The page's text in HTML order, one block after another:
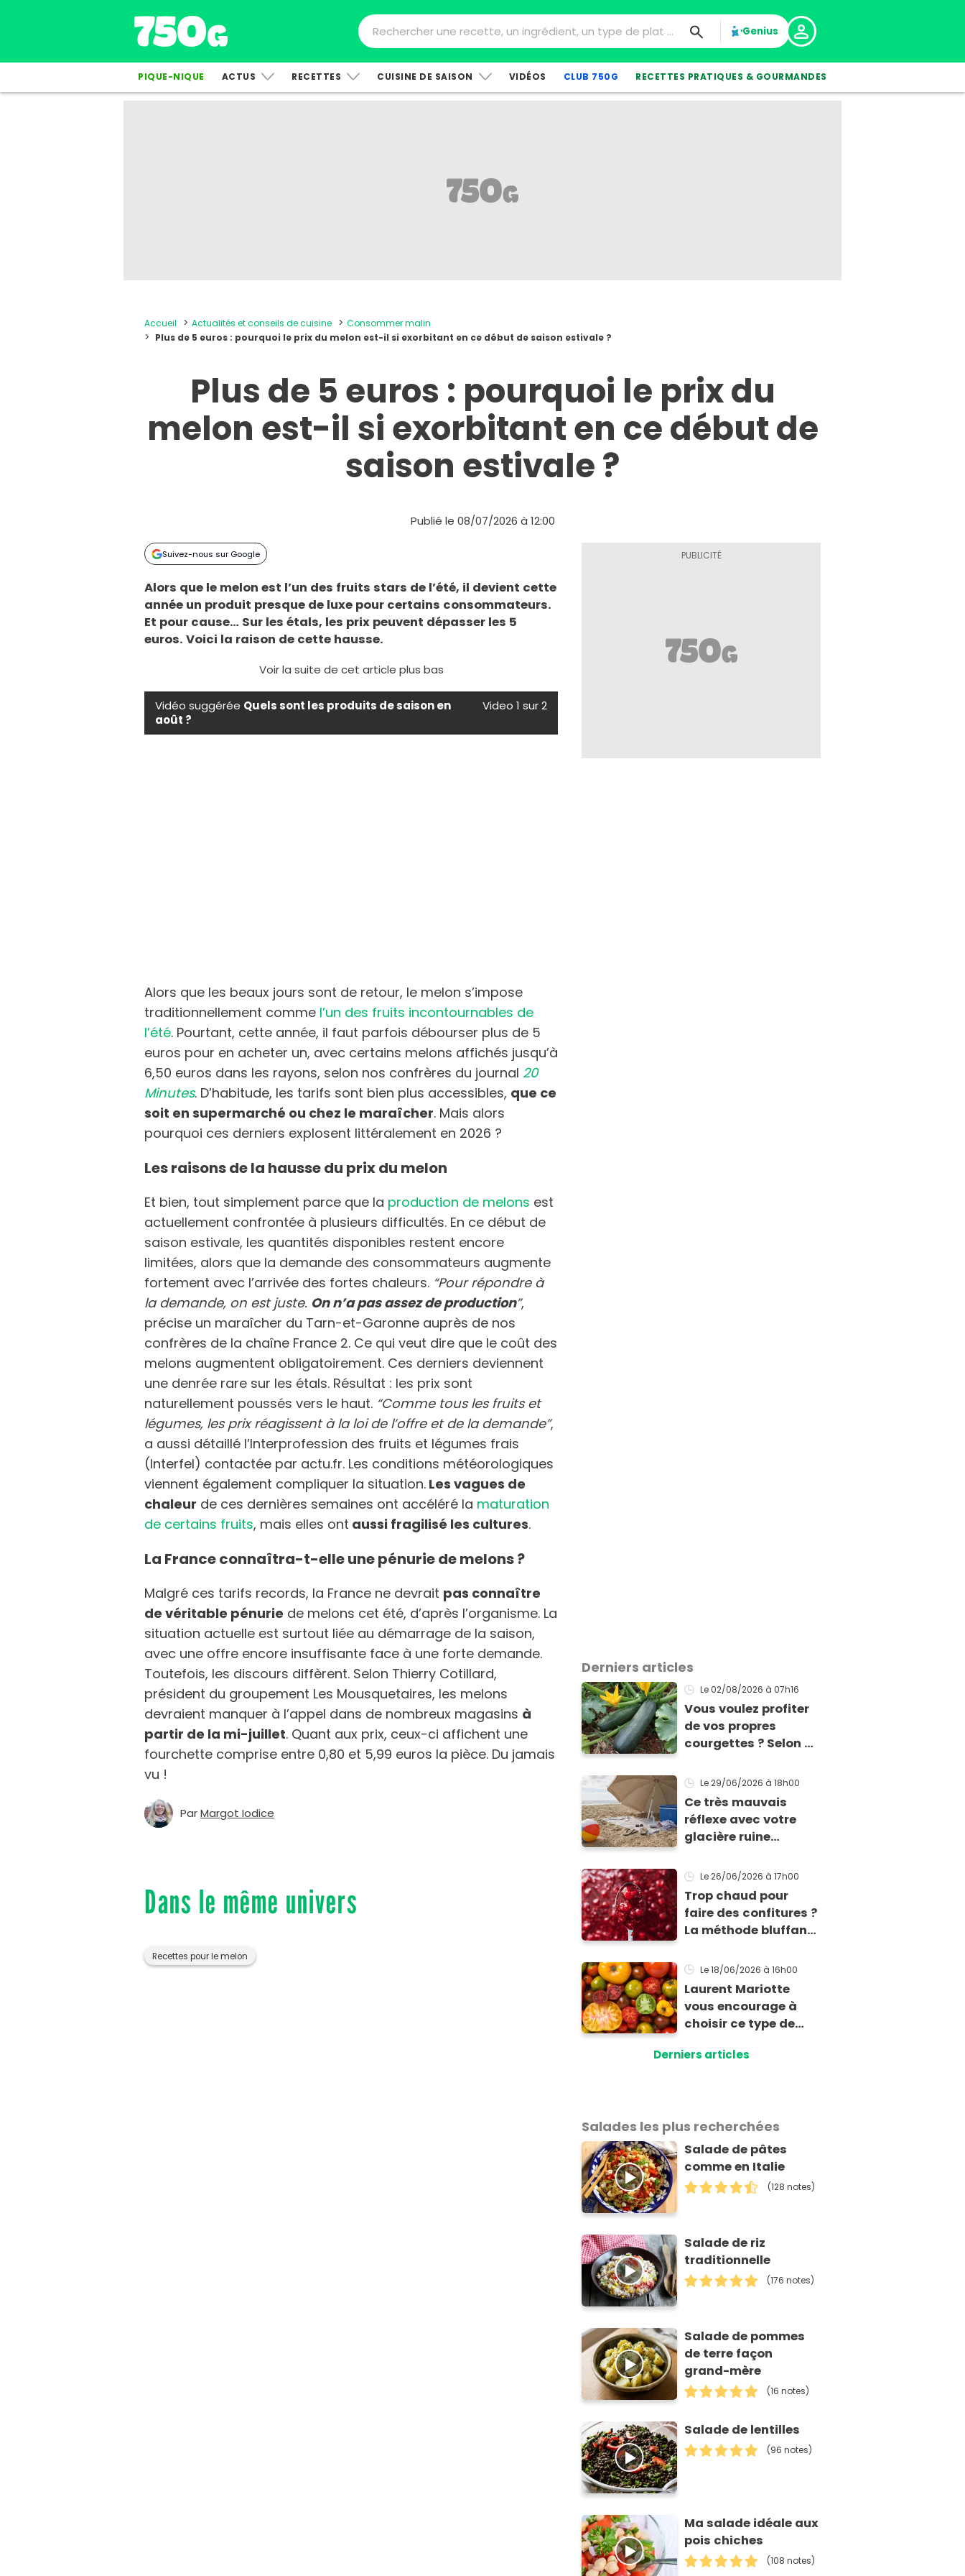
Genius
PIQUE-NIQUE ACTUS RECETTES CUISINE DE SAISON VIDÉOS CLUB 750G RECETTES PRATIQUES & GOURMANDES
Accueil Actualités et conseils de cuisine
Consommer malin
Plus de 5 euros : pourquoi le prix du melon est-il si exorbitant en ce début de saison estivale ?
Plus de 5 euros : pourquoi le prix du
melon est-il si exorbitant en ce début de
saison estivale ?
Publié le 08/07/2026 à 12:00
Suivez-nous sur Google
Alors que le melon est l’un des fruits stars de l’été, il devient cette
année un produit presque de luxe pour certains consommateurs.
Et pour cause… Sur les étals, les prix peuvent dépasser les 5
euros. Voici la raison de cette hausse.
Voir la suite de cet article plus bas
Vidéo suggérée Quels sont les produits de saison en
août ?
Video 1 sur 2
Alors que les beaux jours sont de retour, le melon s’impose
traditionnellement comme l’un des fruits incontournables de
l’été. Pourtant, cette année, il faut parfois débourser plus de 5
euros pour en acheter un, avec certains melons affichés jusqu’à
6,50 euros dans les rayons, selon nos confrères du journal 20
Minutes. D’habitude, les tarifs sont bien plus accessibles, que ce
soit en supermarché ou chez le maraîcher. Mais alors
pourquoi ces derniers explosent littéralement en 2026 ?
Les raisons de la hausse du prix du melon
Et bien, tout simplement parce que la production de melons est
actuellement confrontée à plusieurs difficultés. En ce début de
saison estivale, les quantités disponibles restent encore
limitées, alors que la demande des consommateurs augmente
fortement avec l’arrivée des fortes chaleurs. “Pour répondre à
la demande, on est juste. On n’a pas assez de production”,
précise un maraîcher du Tarn-et-Garonne auprès de nos
confrères de la chaîne France 2. Ce qui veut dire que le coût des
melons augmentent obligatoirement. Ces derniers deviennent
une denrée rare sur les étals. Résultat : les prix sont
naturellement poussés vers le haut. “Comme tous les fruits et
légumes, les prix réagissent à la loi de l’offre et de la demande”,
a aussi détaillé l’Interprofession des fruits et légumes frais
(Interfel) contactée par actu.fr. Les conditions météorologiques
viennent également compliquer la situation. Les vagues de
chaleur de ces dernières semaines ont accéléré la maturation
de certains fruits, mais elles ont aussi fragilisé les cultures.
La France connaîtra-t-elle une pénurie de melons ?
Malgré ces tarifs records, la France ne devrait pas connaître
de véritable pénurie de melons cet été, d’après l’organisme. La
situation actuelle est surtout liée au démarrage de la saison,
avec une offre encore insuffisante face à une forte demande.
Toutefois, les discours diffèrent. Selon Thierry Cotillard,
président du groupement Les Mousquetaires, les melons
devraient manquer à l’appel dans de nombreux magasins à
partir de la mi-juillet. Quant aux prix, ceux-ci affichent une
fourchette comprise entre 0,80 et 5,99 euros la pièce. Du jamais
vu !
ParMargot Iodice
Dans le même univers
Recettes pour le melon
Derniers articles
Le 02/08/2026 à 07h16
Vous voulez profiter
de vos propres
courgettes ? Selon ce
temps de les planter
pour les récolter dès
la fin de l’été !
Le 29/06/2026 à 18h00
Ce très mauvais
réflexe avec votre
glacière ruine
fraîcheur de vos
Le 26/06/2026 à 17h00
Trop chaud pour
faire des confitures ?
La méthode bluffante
tartiner vos
framboises ce matin
Le 18/06/2026 à 16h00
Laurent Mariotte
vous encourage à
choisir ce type de
voulez vraiment vous
Derniers articles
Salades les plus recherchées
Salade de pâtes
comme en Italie
(128 notes)
Salade de riz
traditionnelle
(176 notes)
Salade de pommes
de terre façon
grand-mère
(16 notes)
Salade de lentilles
(96 notes)
Ma salade idéale aux
pois chiches
(108 notes)